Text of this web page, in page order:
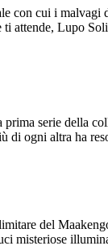
con cui i malvagi
attende, Lupo
serie della
di ogni altra ha
del
misteriose